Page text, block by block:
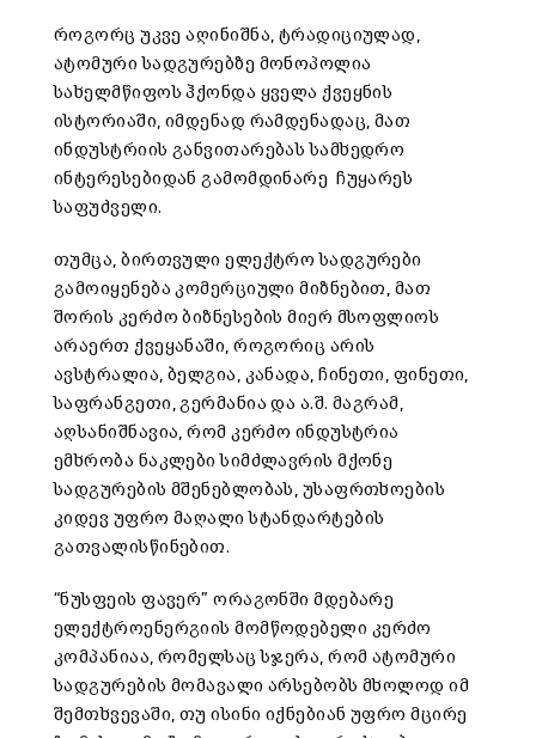
როგორც უკვე აღინიშნა, ტრადიციულად,
ატომური სადგურებზე მონოპოლია
სახელმწიფოს ჰქონდა ყველა ქვეყნის
ისტორიაში, იმდენად რამდენადაც, მათ
ინდუსტრიის განვითარებას სამხედრო
ინტერესებიდან გამომდინარე ჩუყარეს
საფუძველი.
თუმცა, ბირთვული ელექტრო სადგურები
გამოიყენება კომერციული მიზნებით, მათ
შორის კერძო ბიზნესების მიერ მსოფლიოს
არაერთ ქვეყანაში, როგორიც არის
ავსტრალია, ბელგია, კანადა, ჩინეთი, ფინეთი,
საფრანგეთი, გერმანია და ა.შ. მაგრამ,
აღსანიშნავია, რომ კერძო ინდუსტრია
ემხრობა ნაკლები სიმძლავრის მქონე
სადგურების მშენებლობას, უსაფრთხოების
კიდევ უფრო მაღალი სტანდარტების
გათვალისწინებით.
“ნუსფეის ფავერ” ორაგონში მდებარე
ელექტროენერგიის მომწოდებელი კერძო
კომპანიაა, რომელსაც სჯერა, რომ ატომური
სადგურების მომავალი არსებობს მხოლოდ იმ
შემთხვევაში, თუ ისინი იქნებიან უფრო მცირე